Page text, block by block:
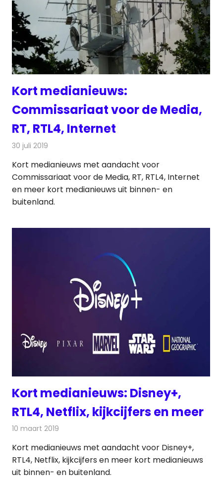
Kort medianieuws:
Commissariaat voor de Media,
RT, RTL4, Internet
30 juli 2019
Kort medianieuws met aandacht voor
Commissariaat voor de Media, RT, RTL4, Internet
en meer kort medianieuws uit binnen- en
buitenland.
Kort medianieuws: Disney+,
RTL4, Netflix, kijkcijfers en meer
10 maart 2019
Kort medianieuws met aandacht voor Disney+,
RTL4, Netflix, kijkcijfers en meer kort medianieuws
uit binnen- en buitenland.